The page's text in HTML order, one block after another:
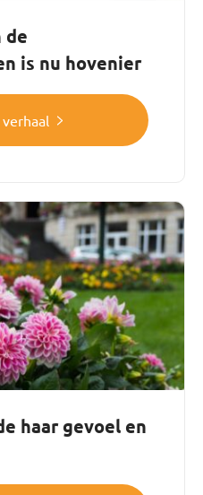
de
is nu hovenier
haar gevoel en